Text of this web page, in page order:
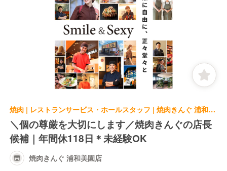
焼肉 | レストランサービス・ホールスタッフ | 焼肉きんぐ 浦和美園店
＼個の尊厳を大切にします／焼肉きんぐの店長
候補｜年間休118日＊未経験OK
焼肉きんぐ 浦和美園店